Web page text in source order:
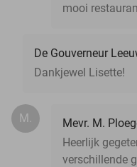
mooi
De Gouverneur
Dankjewel Lisette!
M.
Mevr. M.
Heerlijk
verschillende